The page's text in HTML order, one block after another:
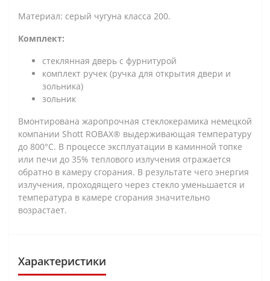
Материал: серый чугуна класса 200.
Комплект:
стеклянная дверь с фурнитурой
комплект ручек (ручка для открытия двери и
зольника)
зольник
Вмонтирована жаропрочная стеклокерамика немецкой
компании Shott ROBAX® выдерживающая температуру
до 800°C. В процессе эксплуатации в каминной топке
или печи до 35% теплового излучения отражается
обратно в камеру сгорания. В результате чего энергия
излучения, проходящего через стекло уменьшается и
температура в камере сгорания значительно
возрастает.
Характеристики